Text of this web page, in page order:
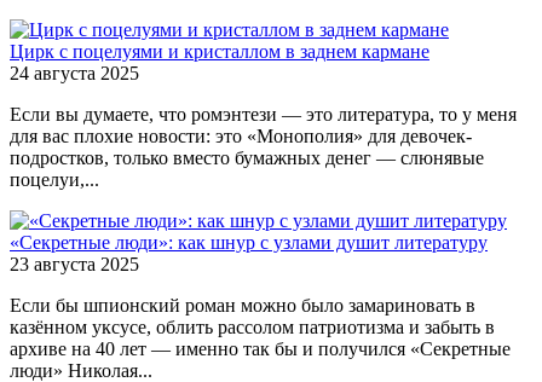
Цирк с поцелуями и кристаллом в заднем кармане
24 августа 2025
Если вы думаете, что ромэнтези — это литература, то у меня
для вас плохие новости: это «Монополия» для девочек-
подростков, только вместо бумажных денег — слюнявые
поцелуи,...
«Секретные люди»: как шнур с узлами душит литературу
23 августа 2025
Если бы шпионский роман можно было замариновать в
казённом уксусе, облить рассолом патриотизма и забыть в
архиве на 40 лет — именно так бы и получился «Секретные
люди» Николая...